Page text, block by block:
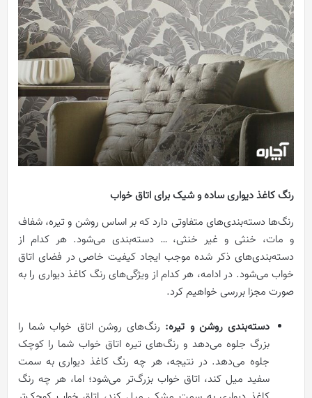
رنگ کاغذ دیواری ساده و شیک برای اتاق خواب
رنگ‌ها دسته‌بندی‌های متفاوتی دارد که بر اساس روشن و تیره، شفاف
و مات، خنثی و غیر خنثی، … دسته‌بندی می‌شود. هر کدام از
دسته‌بندی‌های ذکر شده موجب ایجاد کیفیت خاصی در فضای اتاق
خواب می‌شود. در ادامه، هر کدام از ویژگی‌های رنگ کاغذ دیواری را به
صورت مجزا بررسی خواهیم کرد.
دسته‌بندی روشن و تیره: رنگ‌های روشن اتاق خواب شما را
بزرگ جلوه می‌دهد و رنگ‌های تیره اتاق خواب شما را کوچک
جلوه می‌دهد. در نتیجه، هر چه رنگ کاغذ دیواری به سمت
سفید میل کند، اتاق خواب بزرگ‌تر می‌شود؛ اما، هر چه رنگ